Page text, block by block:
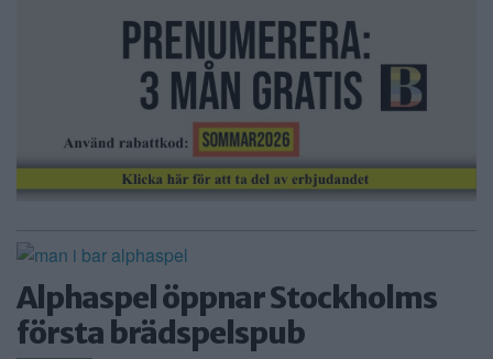
Alphaspel öppnar Stockholms
första brädspelspub